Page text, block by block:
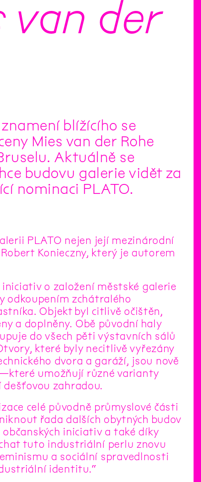
van der
blížícího se
Mies van der Rohe
Aktuálně se
budovu galerie vidět za
nominaci PLATO.
PLATO nejen její mezinárodní
Konieczny, který je autorem
o založení městské galerie
odkoupením zchátralého
Objekt byl citlivě očištěn,
a doplněny. Obě původní haly
do všech pěti výstavních sálů
které byly necitlivě vyřezány
dvora a garáží, jsou nově
umožňují různé varianty
zahradou.
celé původně průmyslové části
řada dalších obytných budov
iniciativ a také díky
tuto industriální perlu znovu
a sociální spravedlnosti
identitu.“